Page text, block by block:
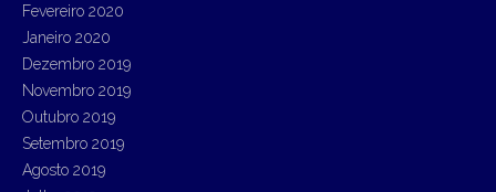
Fevereiro 2020
Janeiro 2020
Dezembro 2019
Novembro 2019
Outubro 2019
Setembro 2019
Agosto 2019